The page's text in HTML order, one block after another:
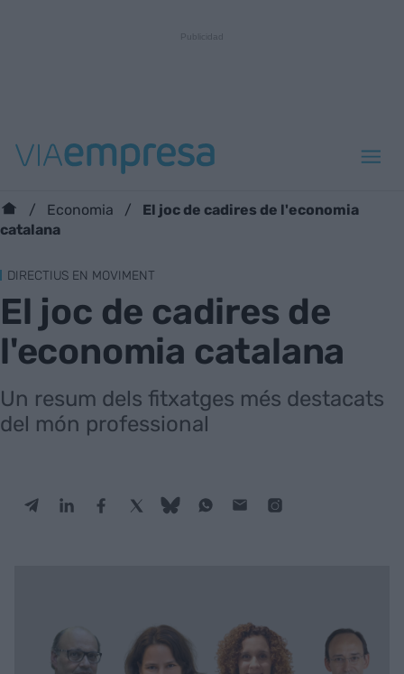
Economia
El joc de cadires de l'economia
catalana
DIRECTIUS EN MOVIMENT
El joc de cadires de
l'economia catalana
Un resum dels fitxatges més destacats
del món professional